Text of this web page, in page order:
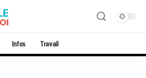
Infos Travail